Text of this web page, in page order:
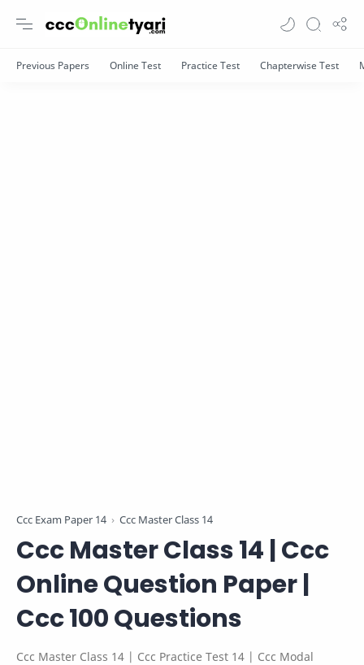
Ccc Exam Paper 14 Ccc Master Class 14
Ccc Master Class 14 | Ccc
Online Question Paper |
Ccc 100 Questions
Ccc Master Class 14 | Ccc Practice Test 14 | Ccc Modal